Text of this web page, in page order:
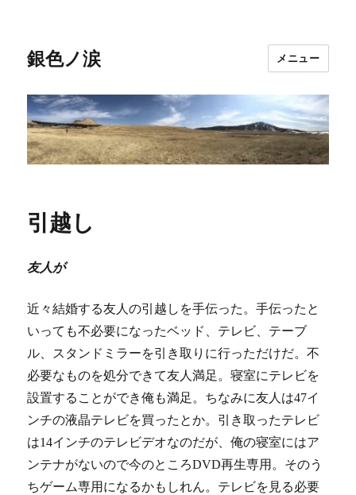
銀色ノ涙 メニュー
引越し
友人が
近々結婚する友人の引越しを手伝った。手伝ったと
いっても不必要になったベッド、テレビ、テーブ
ル、スタンドミラーを引き取りに行っただけだ。不
必要なものを処分できて友人満足。寝室にテレビを
設置することができ俺も満足。ちなみに友人は47イ
ンチの液晶テレビを買ったとか。引き取ったテレビ
は14インチのテレビデオなのだが、俺の寝室にはア
ンテナがないので今のところDVD再生専用。そのう
ちゲーム専用になるかもしれん。テレビを見る必要